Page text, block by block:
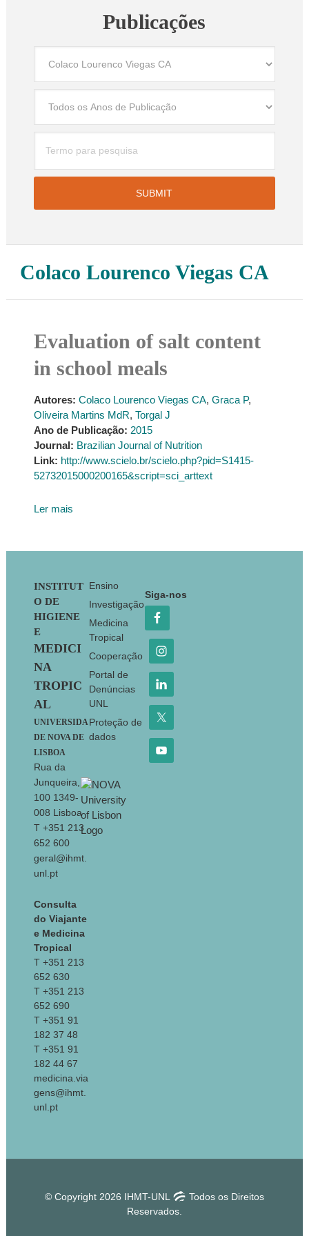
Publicações
Colaco Lourenco Viegas CA
Evaluation of salt content
in school meals
Autores: Colaco Lourenco Viegas CA, Graca P,
Oliveira Martins MdR, Torgal J
Ano de Publicação: 2015
Journal: Brazilian Journal of Nutrition
Link: http://www.scielo.br/scielo.php?pid=S1415-
52732015000200165&script=sci_arttext
Ler mais
Footer
INSTITUT
O DE
HIGIENE
E
MEDICI
NA
TROPIC
AL
UNIVERSIDA
DE NOVA DE
LISBOA
Rua da
Junqueira,
100 1349-
008 Lisboa
T +351 213
652 600
geral@ihmt.
unl.pt
Consulta
do Viajante
e Medicina
Tropical
T +351 213
652 630
T +351 213
652 690
T +351 91
182 37 48
T +351 91
182 44 67
medicina.via
gens@ihmt.
unl.pt
Ensino
Investigação
Medicina
Tropical
Cooperação
Portal de
Denúncias
UNL
Proteção de
dados
Siga-nos
© Copyright 2026 IHMT-UNL
Todos os Direitos
Reservados.